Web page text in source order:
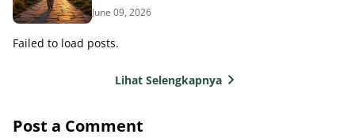
June 09, 2026
Failed to load posts.
Lihat Selengkapnya
Post a Comment